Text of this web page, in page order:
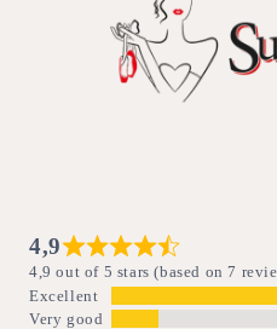
4,9
4,9 out of 5 stars (based on 7
Excellent
Very good